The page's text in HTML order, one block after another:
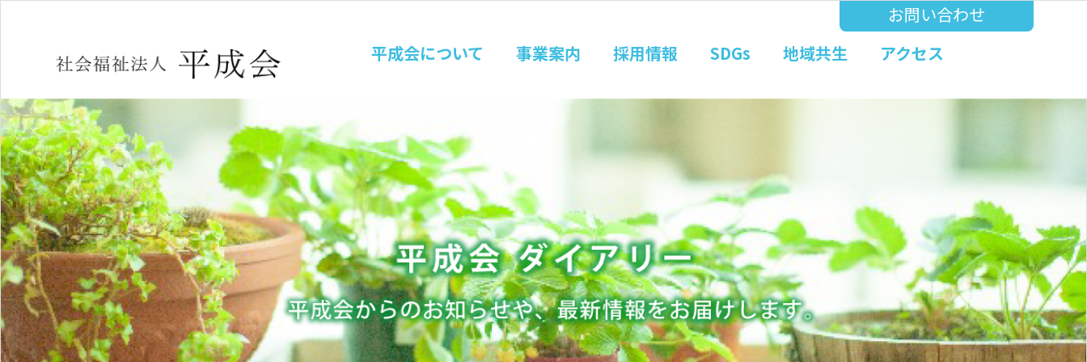
お問い合わせ
平成会について
事業案内 採用情報 SDGs 地域共生 アクセス